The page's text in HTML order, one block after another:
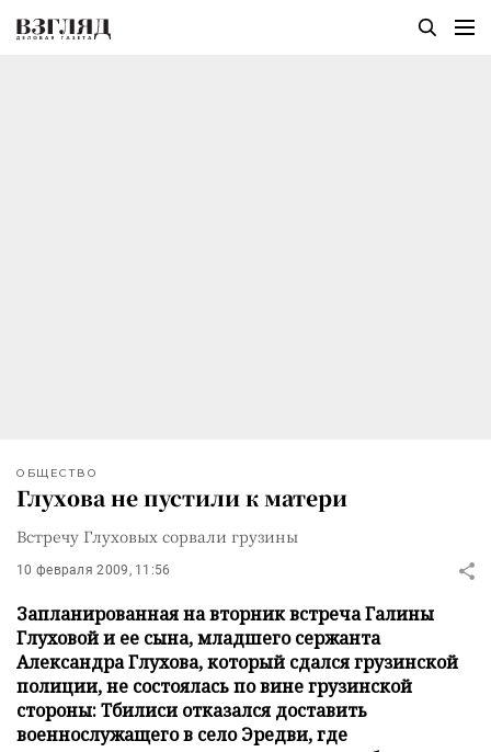
ОБЩЕСТВО
Глухова не пустили к матери
Встречу Глуховых сорвали грузины
10 февраля 2009, 11:56
Запланированная на вторник встреча Галины
Глуховой и ее сына, младшего сержанта
Александра Глухова, который сдался грузинской
полиции, не состоялась по вине грузинской
стороны: Тбилиси отказался доставить
военнослужащего в село Эредви, где